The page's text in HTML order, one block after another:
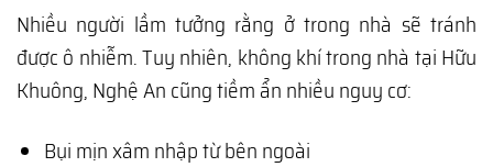
Nhiều người lầm tưởng rằng ở trong nhà sẽ tránh
được ô nhiễm. Tuy nhiên, không khí trong nhà tại Hữu
Khuông, Nghệ An cũng tiềm ẩn nhiều nguy cơ:
Bụi mịn xâm nhập từ bên ngoài